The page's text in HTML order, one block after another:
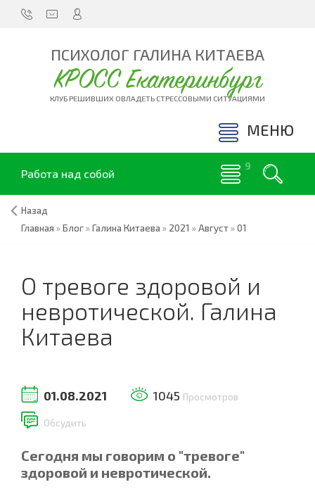
ПСИХОЛОГ ГАЛИНА КИТАЕВА
КРОСС Екатеринбург
КЛУБ РЕШИВШИХ ОВЛАДЕТЬ СТРЕССОВЫМИ СИТУАЦИЯМИ
МЕНЮ
Работа над собой
Назад
Главная »Блог»Галина Китаева » 2021 »Август»01
О тревоге здоровой и
невротической. Галина
Китаева
01.08.2021 1045 Просмотров
Обсудить
Сегодня мы говорим о "тревоге"
здоровой и невротической.